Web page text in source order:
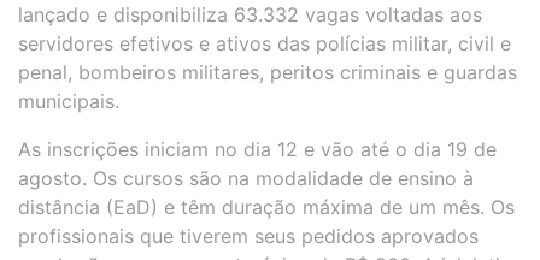
lançado e disponibiliza 63.332 vagas voltadas aos
servidores efetivos e ativos das polícias militar, civil e
penal, bombeiros militares, peritos criminais e guardas
municipais.
As inscrições iniciam no dia 12 e vão até o dia 19 de
agosto. Os cursos são na modalidade de ensino à
distância (EaD) e têm duração máxima de um mês. Os
profissionais que tiverem seus pedidos aprovados